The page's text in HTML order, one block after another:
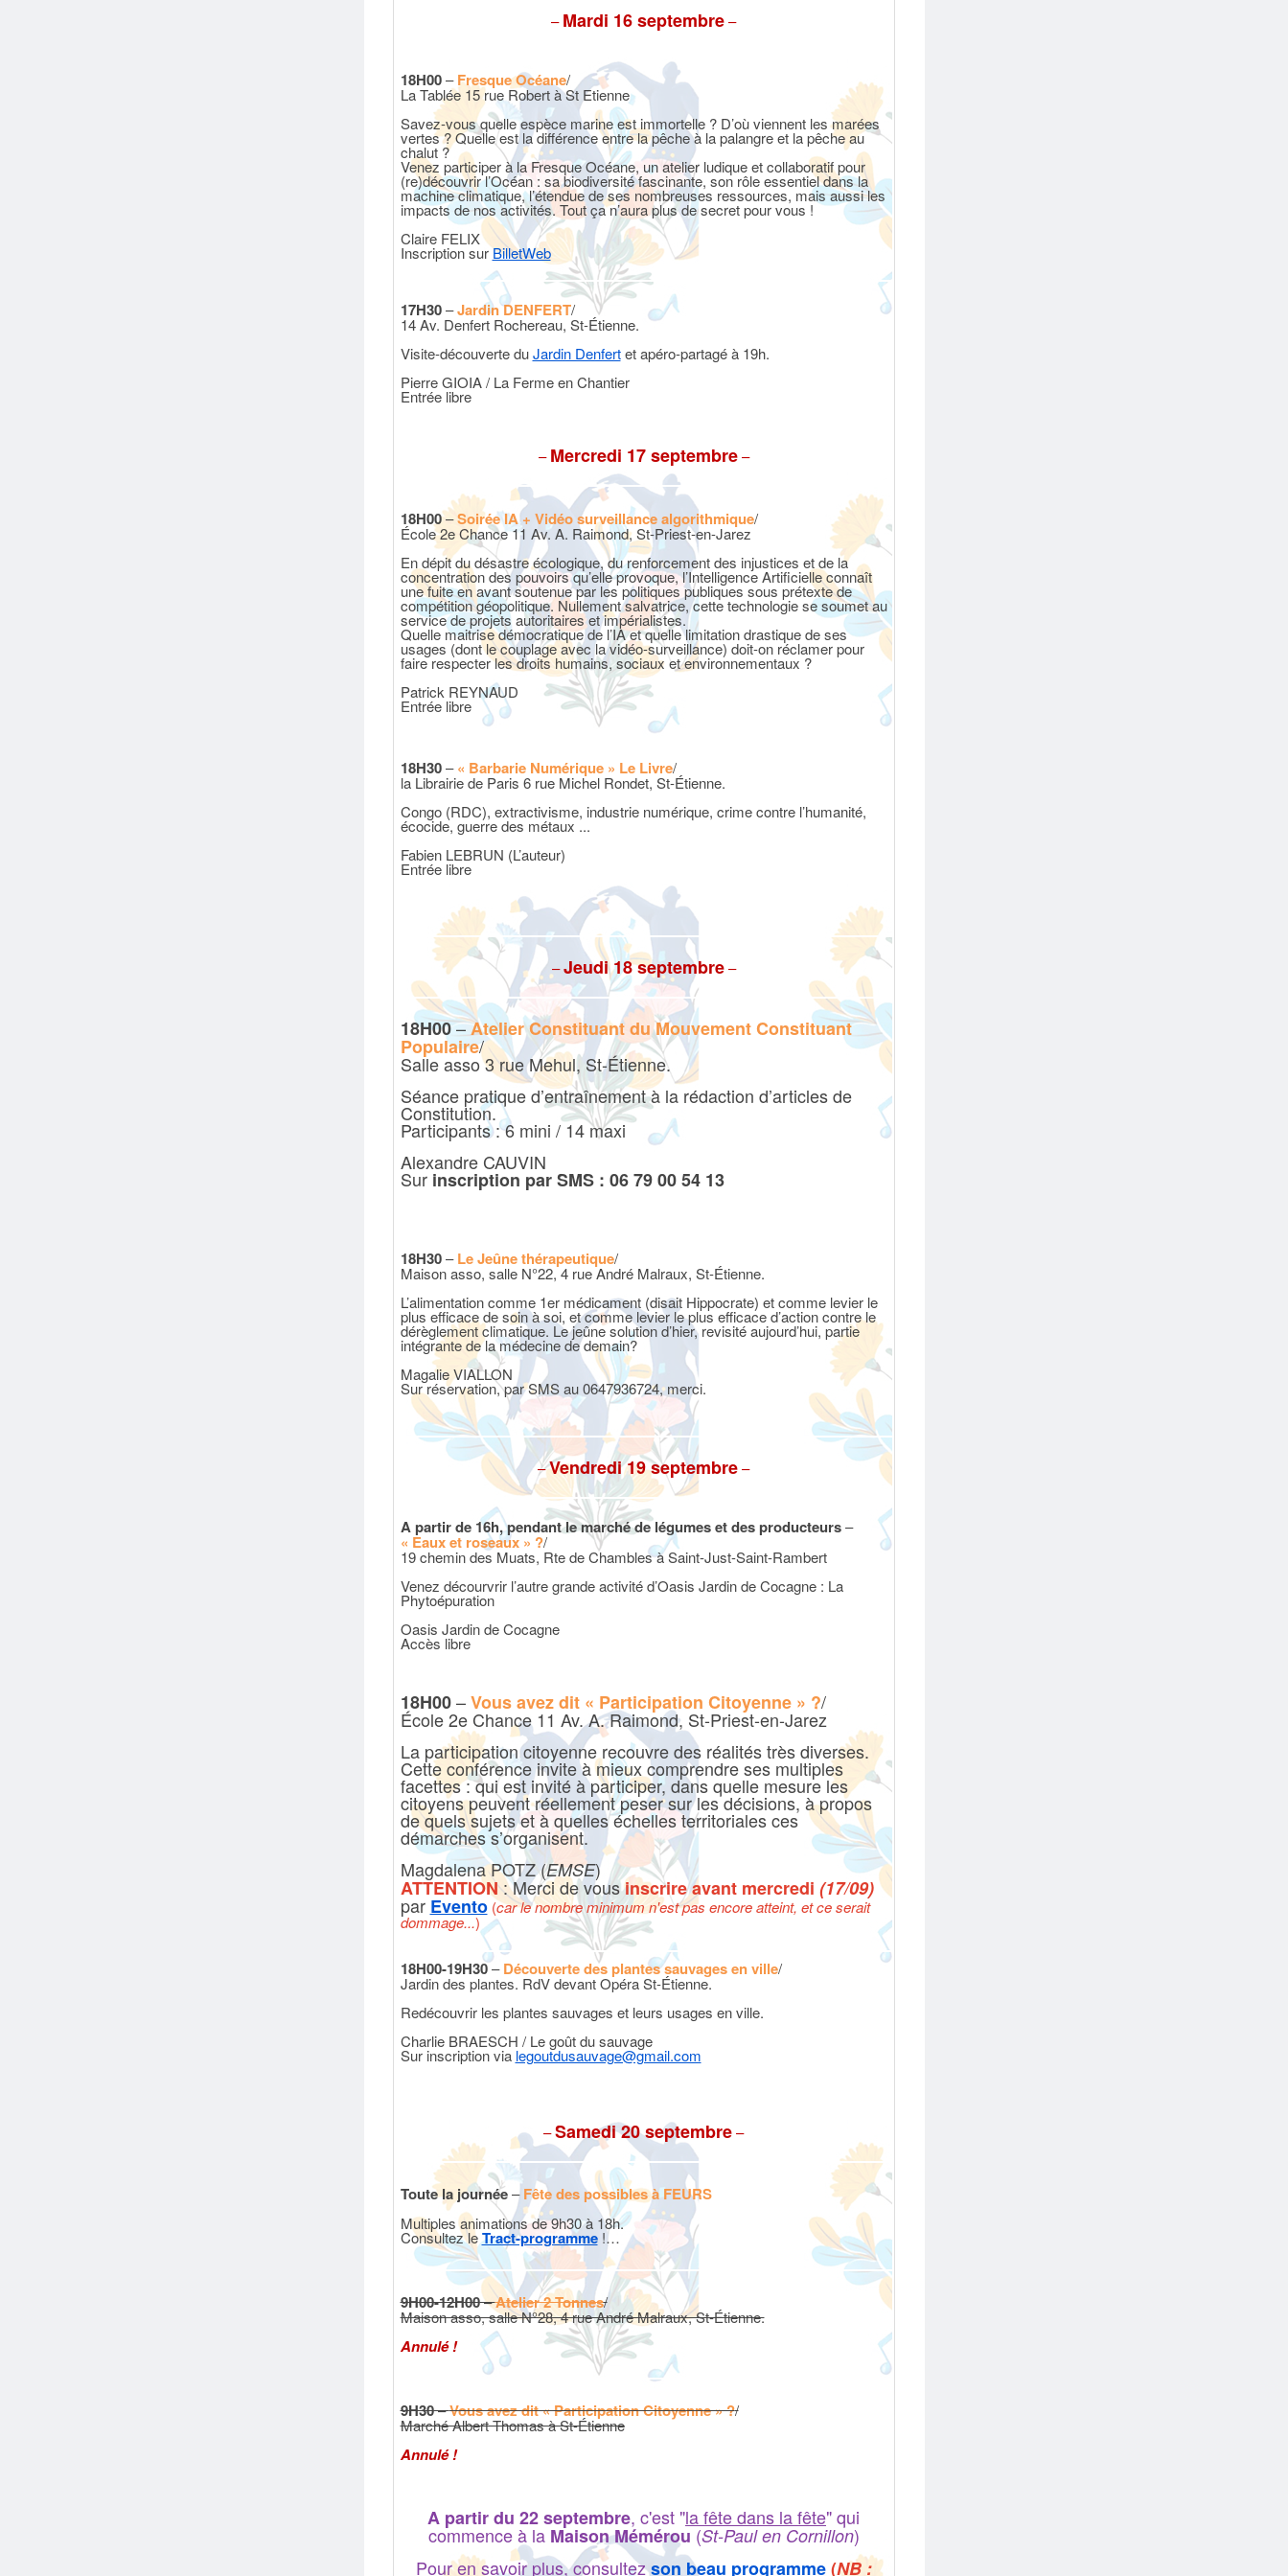
–Mardi 16 septembre–
18H00–Fresque Océane/
La Tablée 15 rue Robert à St Etienne
Savez-vous quelle espèce marine est immortelle ? D’où viennent les marées
vertes ? Quelle est la différence entre la pêche à la palangre et la pêche au
chalut ?
Venez participer à la Fresque Océane, un atelier ludique et collaboratif pour
(re)découvrir l’Océan : sa biodiversité fascinante, son rôle essentiel dans la
machine climatique, l’étendue de ses nombreuses ressources, mais aussi les
impacts de nos activités. Tout ça n’aura plus de secret pour vous !
Claire FELIX
Inscription surBilletWeb
17H30–Jardin DENFERT/
14 Av. Denfert Rochereau, St-Étienne.
Visite-découverte duJardin Denfertet apéro-partagé à 19h.
Pierre GIOIA / La Ferme en Chantier
Entrée libre
–Mercredi 17 septembre–
18H00–Soirée IA + Vidéo surveillance algorithmique/
École 2e Chance 11 Av. A. Raimond, St-Priest-en-Jarez
En dépit du désastre écologique, du renforcement des injustices et de la
concentration des pouvoirs qu’elle provoque, l’Intelligence Artificielle connaît
une fuite en avant soutenue par les politiques publiques sous prétexte de
compétition géopolitique. Nullement salvatrice, cette technologie se soumet au
service de projets autoritaires et impérialistes.
Quelle maitrise démocratique de l’IA et quelle limitation drastique de ses
usages (dont le couplage avec la vidéo-surveillance) doit-on réclamer pour
faire respecter les droits humains, sociaux et environnementaux ?
Patrick REYNAUD
Entrée libre
18H30–« Barbarie Numérique » Le Livre/
la Librairie de Paris 6 rue Michel Rondet, St-Étienne.
Congo (RDC), extractivisme, industrie numérique, crime contre l’humanité,
écocide, guerre des métaux ...
Fabien LEBRUN (L’auteur)
Entrée libre
–Jeudi 18 septembre–
18H00–Atelier Constituant du Mouvement Constituant
Populaire/
Salle asso 3 rue Mehul, St-Étienne.
Séance pratique d’entraînement à la rédaction d’articles de
Constitution.
Participants : 6 mini / 14 maxi
Alexandre CAUVIN
Sur inscription par SMS : 06 79 00 54 13
18H30–Le Jeûne thérapeutique/
Maison asso, salle N°22, 4 rue André Malraux, St-Étienne.
L’alimentation comme 1er médicament (disait Hippocrate) et comme levier le
plus efficace de soin à soi, et comme levier le plus efficace d’action contre le
dérèglement climatique. Le jeûne solution d’hier, revisité aujourd’hui, partie
intégrante de la médecine de demain?
Magalie VIALLON
Sur réservation, par SMS au 0647936724, merci.
–Vendredi 19 septembre–
A partir de 16h, pendant le marché de légumes et des producteurs–
« Eaux et roseaux » ?/
19 chemin des Muats, Rte de Chambles à Saint-Just-Saint-Rambert
Venez décourvrir l’autre grande activité d’Oasis Jardin de Cocagne : La
Phytoépuration
Oasis Jardin de Cocagne
Accès libre
18H00–Vous avez dit « Participation Citoyenne » ?/
École 2e Chance 11 Av. A. Raimond, St-Priest-en-Jarez
La participation citoyenne recouvre des réalités très diverses.
Cette conférence invite à mieux comprendre ses multiples
facettes : qui est invité à participer, dans quelle mesure les
citoyens peuvent réellement peser sur les décisions, à propos
de quels sujets et à quelles échelles territoriales ces
démarches s’organisent.
Magdalena POTZ (EMSE)
ATTENTION: Merci de vousinscrire avant mercredi (17/09)
par Evento (car le nombre minimum n'est pas encore atteint, et ce serait
dommage...)
18H00-19H30–Découverte des plantes sauvages en ville/
Jardin des plantes. RdV devant Opéra St-Étienne.
Redécouvrir les plantes sauvages et leurs usages en ville.
Charlie BRAESCH / Le goût du sauvage
Sur inscription via legoutdusauvage@gmail.com
–Samedi 20 septembre–
Toute la journée–Fête des possibles à FEURS
Multiples animations de 9h30 à 18h.
Consultez leTract-programme!…
9H00-12H00–Atelier 2 Tonnes/
Maison asso, salle N°28, 4 rue André Malraux, St-Étienne.
Annulé !
9H30–Vous avez dit « Participation Citoyenne » ?/
Marché Albert Thomas à St-Étienne
Annulé !
A partir du 22 septembre, c'est "la fête dans la fête" qui
commence à laMaison Mémérou (St-Paul en Cornillon)
Pour en savoir plus, consultezson beau programme (NB :